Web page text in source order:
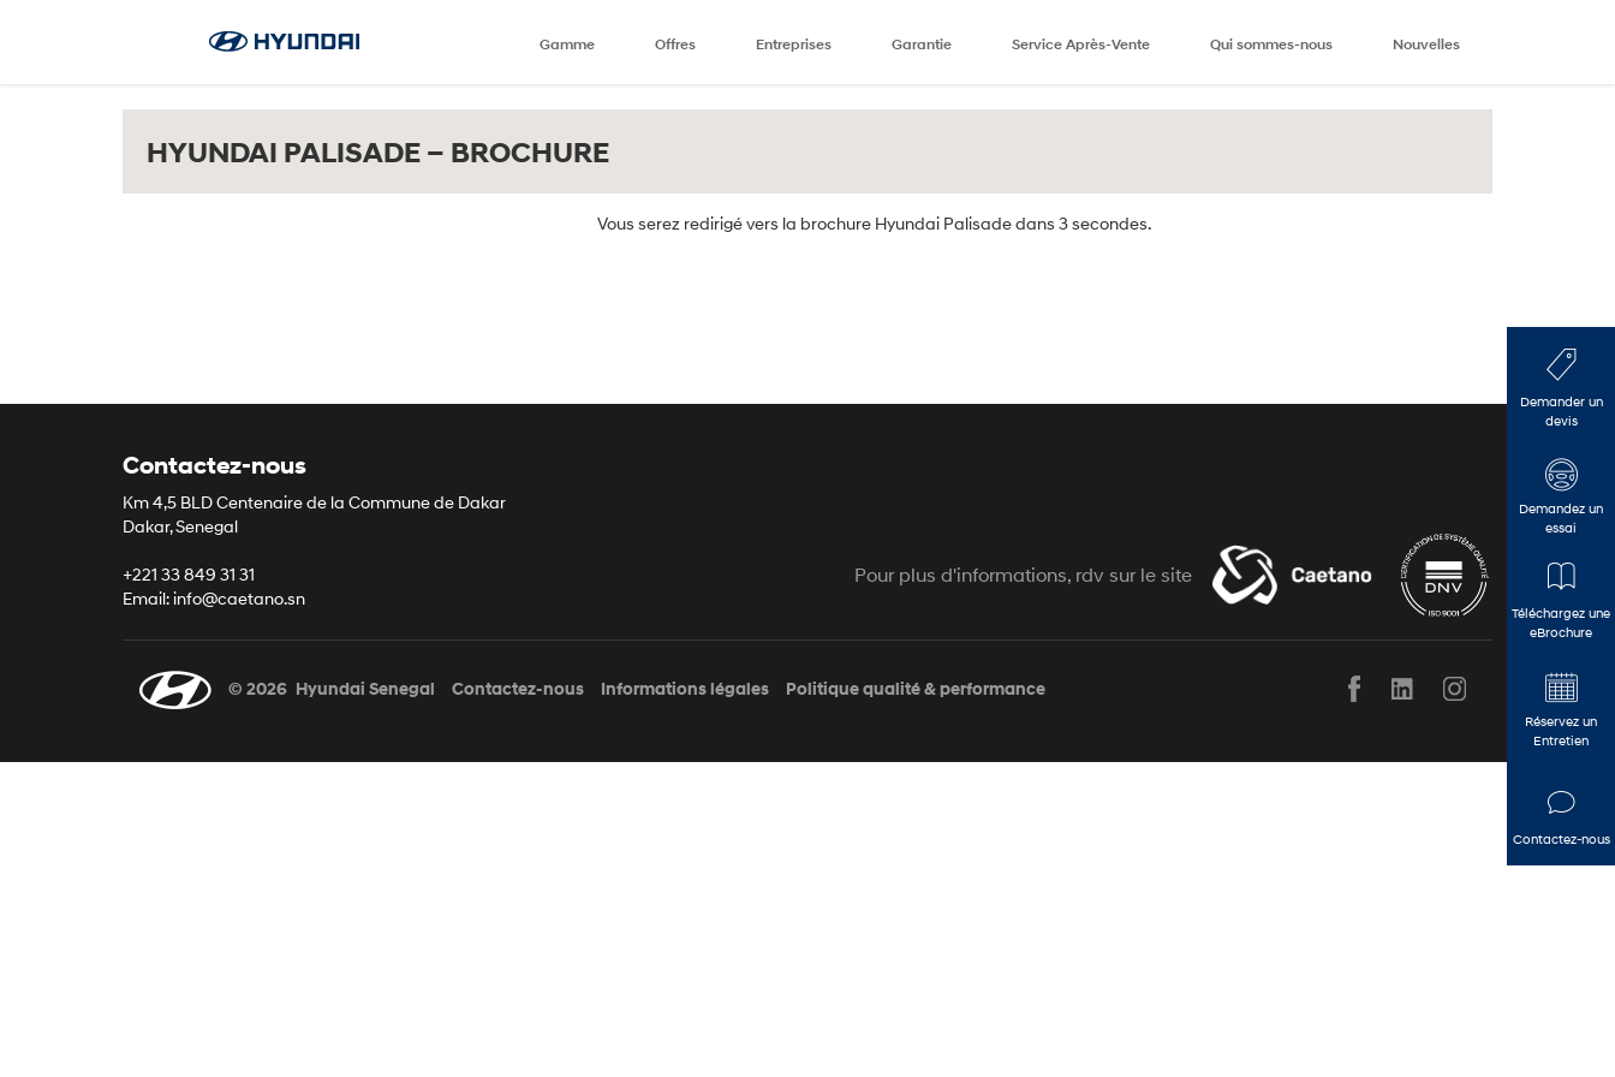
Gamme Offres Entreprises Garantie Service Après-Vente Qui sommes-nous Nouvelles
Demander un
devis
Demandez un
essai
Téléchargez une
eBrochure
Réservez un
Entretien
Contactez-nous
HYUNDAI PALISADE – BROCHURE
Vous serez redirigé vers la brochure Hyundai Palisade dans 3 secondes.
Contactez-nous
Km 4,5 BLD Centenaire de la Commune de Dakar
Dakar, Senegal
+221 33 849 31 31
Email: info@caetano.sn
Pour plus d'informations, rdv sur le site
© 2026 Hyundai Senegal Contactez-nous Informations légales Politique qualité & performance